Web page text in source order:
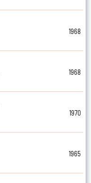
1968
1968
1970
1965